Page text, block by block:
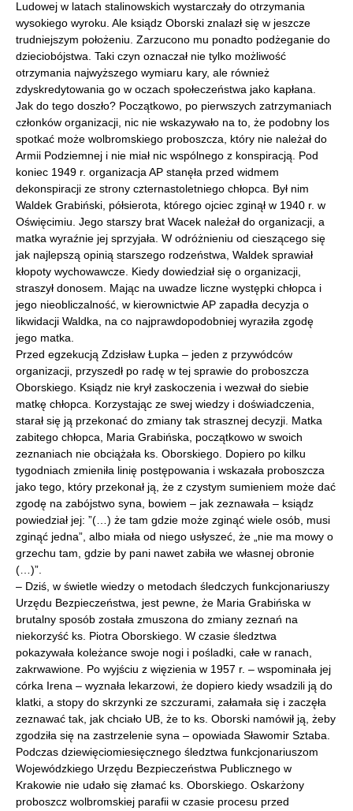
Ludowej w latach stalinowskich wystarczały do otrzymania
wysokiego wyroku. Ale ksiądz Oborski znalazł się w jeszcze
trudniejszym położeniu. Zarzucono mu ponadto podżeganie do
dzieciobójstwa. Taki czyn oznaczał nie tylko możliwość
otrzymania najwyższego wymiaru kary, ale również
zdyskredytowania go w oczach społeczeństwa jako kapłana.
Jak do tego doszło? Początkowo, po pierwszych zatrzymaniach
członków organizacji, nic nie wskazywało na to, że podobny los
spotkać może wolbromskiego proboszcza, który nie należał do
Armii Podziemnej i nie miał nic wspólnego z konspiracją. Pod
koniec 1949 r. organizacja AP stanęła przed widmem
dekonspiracji ze strony czternastoletniego chłopca. Był nim
Waldek Grabiński, półsierota, którego ojciec zginął w 1940 r. w
Oświęcimiu. Jego starszy brat Wacek należał do organizacji, a
matka wyraźnie jej sprzyjała. W odróżnieniu od cieszącego się
jak najlepszą opinią starszego rodzeństwa, Waldek sprawiał
kłopoty wychowawcze. Kiedy dowiedział się o organizacji,
straszył donosem. Mając na uwadze liczne występki chłopca i
jego nieobliczalność, w kierownictwie AP zapadła decyzja o
likwidacji Waldka, na co najprawdopodobniej wyraziła zgodę
jego matka.
Przed egzekucją Zdzisław Łupka – jeden z przywódców
organizacji, przyszedł po radę w tej sprawie do proboszcza
Oborskiego. Ksiądz nie krył zaskoczenia i wezwał do siebie
matkę chłopca. Korzystając ze swej wiedzy i doświadczenia,
starał się ją przekonać do zmiany tak strasznej decyzji. Matka
zabitego chłopca, Maria Grabińska, początkowo w swoich
zeznaniach nie obciążała ks. Oborskiego. Dopiero po kilku
tygodniach zmieniła linię postępowania i wskazała proboszcza
jako tego, który przekonał ją, że z czystym sumieniem może dać
zgodę na zabójstwo syna, bowiem – jak zeznawała – ksiądz
powiedział jej: ”(…) że tam gdzie może zginąć wiele osób, musi
zginąć jedna”, albo miała od niego usłyszeć, że „nie ma mowy o
grzechu tam, gdzie by pani nawet zabiła we własnej obronie
(…)”.
– Dziś, w świetle wiedzy o metodach śledczych funkcjonariuszy
Urzędu Bezpieczeństwa, jest pewne, że Maria Grabińska w
brutalny sposób została zmuszona do zmiany zeznań na
niekorzyść ks. Piotra Oborskiego. W czasie śledztwa
pokazywała koleżance swoje nogi i pośladki, całe w ranach,
zakrwawione. Po wyjściu z więzienia w 1957 r. – wspominała jej
córka Irena – wyznała lekarzowi, że dopiero kiedy wsadzili ją do
klatki, a stopy do skrzynki ze szczurami, załamała się i zaczęła
zeznawać tak, jak chciało UB, że to ks. Oborski namówił ją, żeby
zgodziła się na zastrzelenie syna – opowiada Sławomir Sztaba.
Podczas dziewięciomiesięcznego śledztwa funkcjonariuszom
Wojewódzkiego Urzędu Bezpieczeństwa Publicznego w
Krakowie nie udało się złamać ks. Oborskiego. Oskarżony
proboszcz wolbromskiej parafii w czasie procesu przed